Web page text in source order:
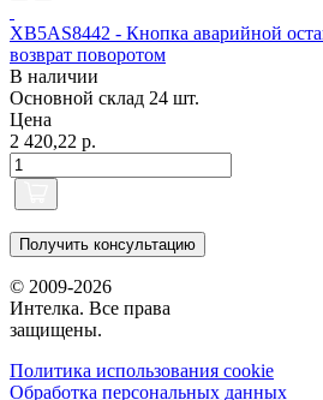
XB5AS8442 - Кнопка аварийной
возврат поворотом
В наличии
Основной склад 24 шт.
Цена
2 420,22 р.
Получить консультацию
© 2009-2026
Интелка. Все права
защищены.
Политика использования сookie
Обработка персональных данных